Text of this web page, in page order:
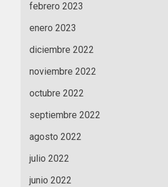
febrero 2023
enero 2023
diciembre 2022
noviembre 2022
octubre 2022
septiembre 2022
agosto 2022
julio 2022
junio 2022